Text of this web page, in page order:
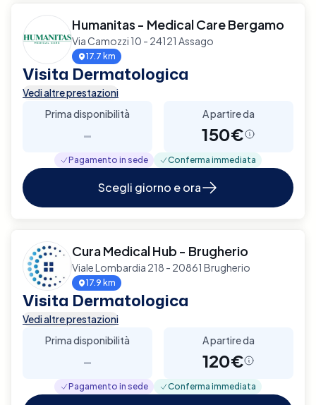
Humanitas - Medical Care Bergamo
Via Camozzi 10 - 24121 Assago
17.7 km
Visita Dermatologica
Vedi altre prestazioni
Prima disponibilità
-
A partire da
150€
Pagamento in sede Conferma immediata
Scegli giorno e ora
Cura Medical Hub - Brugherio
Viale Lombardia 218 - 20861 Brugherio
17.9 km
Visita Dermatologica
Vedi altre prestazioni
Prima disponibilità
-
A partire da
120€
Pagamento in sede Conferma immediata